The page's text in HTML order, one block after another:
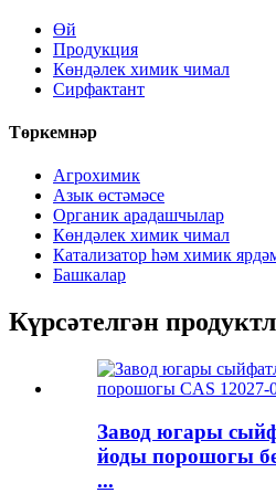
Өй
Продукция
Көндәлек химик чимал
Сирфактант
Төркемнәр
Агрохимик
Азык өстәмәсе
Органик арадашчылар
Көндәлек химик чимал
Катализатор һәм химик
Башкалар
Күрсәтелгән
Завод югары
йоды порошогы
...